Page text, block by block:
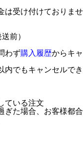
は受け付けておりませ
前）
わず購入履歴からキャ
でもキャンセルでき
ている注文
ぎた場合、お客様都合